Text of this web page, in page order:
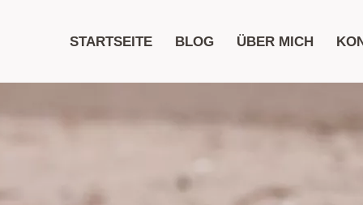
STARTSEITE BLOG ÜBER MICH